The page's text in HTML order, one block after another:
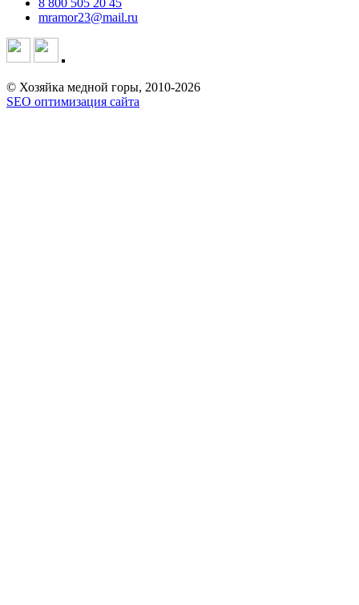
8 800 505 20 45
mramor23@mail.ru
© Хозяйка медной горы, 2010-2026
SEO оптимизация сайта